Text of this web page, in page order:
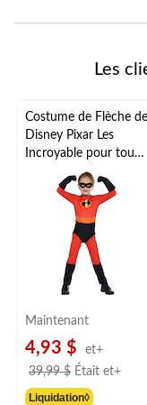
Les
Costume de Flèche de
Disney Pixar Les
Incroyable pour tout-
petits, combinaison
rouge/noire avec
gants/masque/couvre
-bottes, choix de
Maintenant
4,93 $
et+
39,99 $ Était et+prix
Liquidation◊